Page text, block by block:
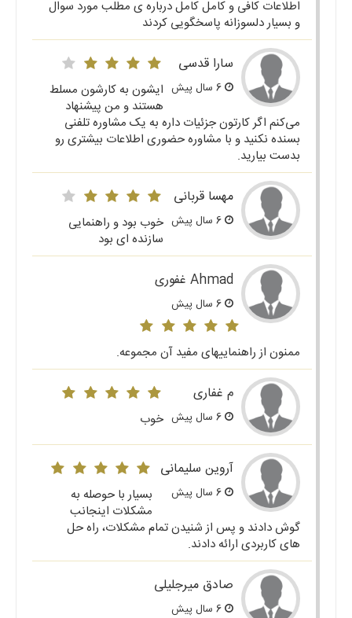
اطلاعات کافی و کامل کامل درباره ی مطلب مورد سوال
و بسیار دلسوزانه پاسخگویی کردند
سارا قدسی
ایشون به کارشون مسلط
هستند و من پیشنهاد
می‌کنم اگر کارتون جزئیات داره به یک مشاوره تلفنی
بسنده نکنید و با مشاوره حضوری اطلاعات بیشتری رو
بدست بیارید.
مهسا قربانی
خوب بود و راهنمایی
سازنده ای بود
Ahmad غفوری
ممنون از راهنماییهای مفید آن مجموعه.
م غفاری
خوب
آروین سلیمانی
بسیار با حوصله به
مشکلات اینجانب
گوش دادند و پس از شنیدن تمام مشکلات، راه حل
های کاربردی ارائه دادند.
صادق میرجلیلی